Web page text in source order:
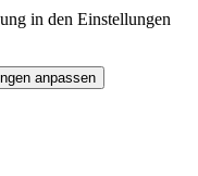
in den Einstellungen
anpassen